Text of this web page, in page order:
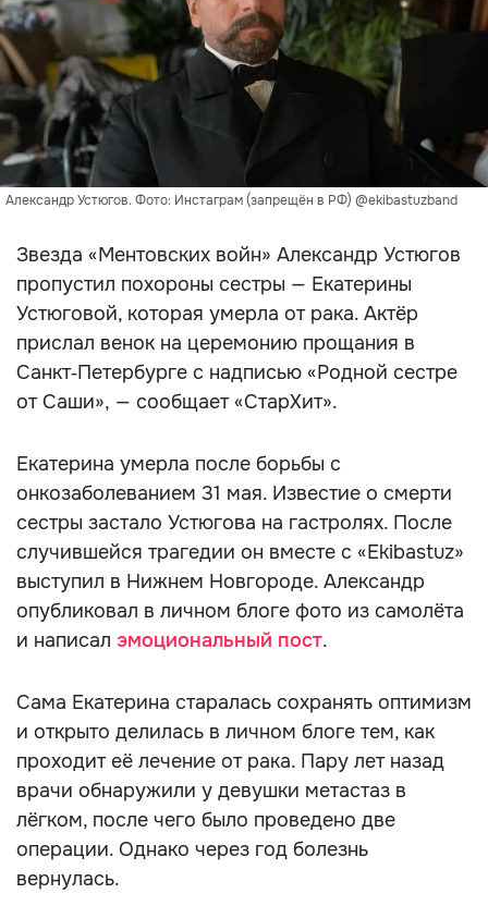
Александр Устюгов. Фото: Инстаграм (запрещён в РФ) @ekibastuzband
Звезда «Ментовских войн» Александр Устюгов
пропустил похороны сестры — Екатерины
Устюговой, которая умерла от рака. Актёр
прислал венок на церемонию прощания в
Санкт‑Петербурге с надписью «Родной сестре
от Саши», — сообщает «СтарХит».
Екатерина умерла после борьбы с
онкозаболеванием 31 мая. Известие о смерти
сестры застало Устюгова на гастролях. После
случившейся трагедии он вместе с «Ekibastuz»
выступил в Нижнем Новгороде. Александр
опубликовал в личном блоге фото из самолёта
и написал эмоциональный пост.
Сама Екатерина старалась сохранять оптимизм
и открыто делилась в личном блоге тем, как
проходит её лечение от рака. Пару лет назад
врачи обнаружили у девушки метастаз в
лёгком, после чего было проведено две
операции. Однако через год болезнь
вернулась.